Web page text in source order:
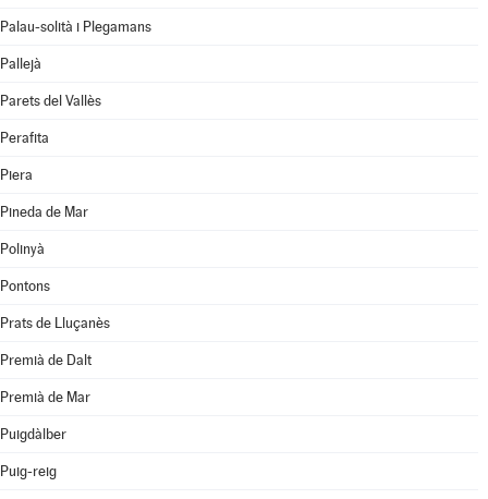
Palau-solità i Plegamans
Pallejà
Parets del Vallès
Perafita
Piera
Pineda de Mar
Polinyà
Pontons
Prats de Lluçanès
Premià de Dalt
Premià de Mar
Puigdàlber
Puig-reig